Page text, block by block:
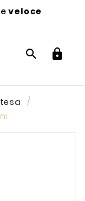
eveloce
 
tesa